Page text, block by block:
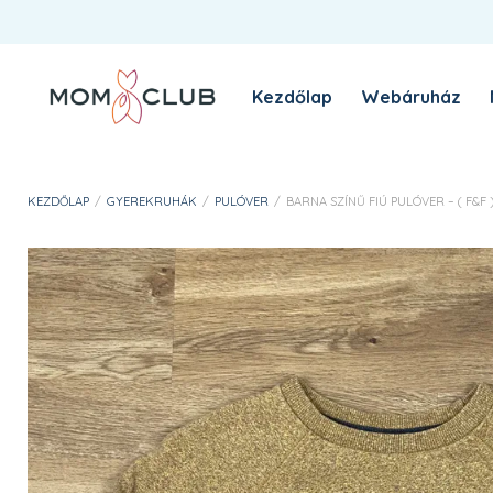
Kezdőlap Webáruház
KEZDŐLAP / GYEREKRUHÁK / PULÓVER / BARNA SZÍNŰ FIÚ PULÓVER – ( F&F )